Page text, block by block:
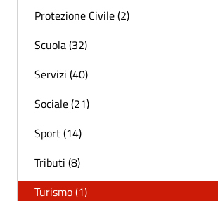
Protezione Civile (2)
Scuola (32)
Servizi (40)
Sociale (21)
Sport (14)
Tributi (8)
Turismo (1)